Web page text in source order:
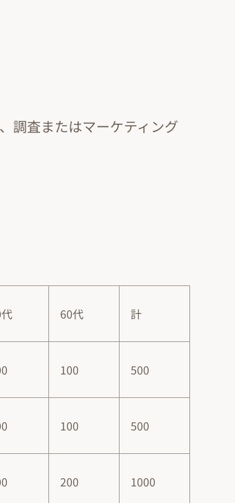
調査またはマーケティング
60代 計
100 500
100 500
200 1000